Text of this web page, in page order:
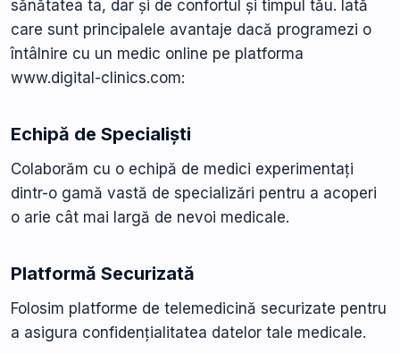
sănătatea ta, dar și de confortul și timpul tău. Iată
care sunt principalele avantaje dacă programezi o
întâlnire cu un medic online pe platforma
www.digital-clinics.com:
Echipă de Specialiști
Colaborăm cu o echipă de medici experimentați
dintr-o gamă vastă de specializări pentru a acoperi
o arie cât mai largă de nevoi medicale.
Platformă Securizată
Folosim platforme de telemedicină securizate pentru
a asigura confidențialitatea datelor tale medicale.